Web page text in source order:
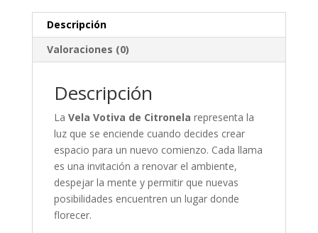
Descripción
Valoraciones (0)
Descripción
La Vela Votiva de Citronela representa la
luz que se enciende cuando decides crear
espacio para un nuevo comienzo. Cada llama
es una invitación a renovar el ambiente,
despejar la mente y permitir que nuevas
posibilidades encuentren un lugar donde
florecer.